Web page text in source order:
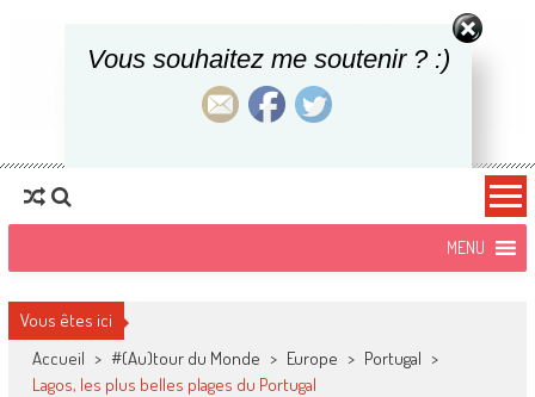
Vous êtes ici
Accueil > #(Au)tour du Monde > Europe > Portugal >
Lagos, les plus belles plages du Portugal
Vous souhaitez me soutenir ? :)